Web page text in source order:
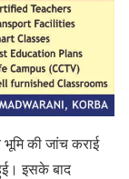
की जांच कराई
इसके बाद